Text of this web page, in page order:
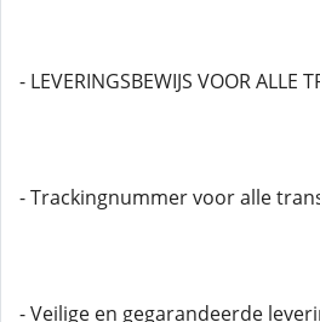
- LEVERINGSBEWIJS VOOR ALLE
- Trackingnummer voor alle
- Veilige en gegarandeerde